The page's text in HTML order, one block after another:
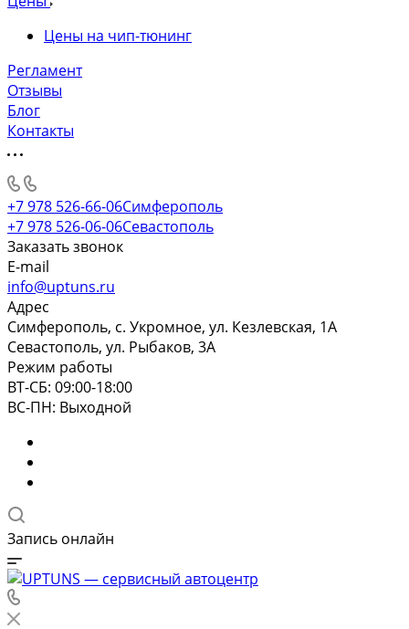
Цены на чип-тюнинг
Регламент
Отзывы
Блог
Контакты
+7 978 526-66-06Симферополь
+7 978 526-06-06Севастополь
Заказать звонок
E-mail
info@uptuns.ru
Адрес
Симферополь, с. Укромное, ул. Кезлевская, 1А
Севастополь, ул. Рыбаков, 3А
Режим работы
ВТ-СБ: 09:00-18:00
ВС-ПН: Выходной
Запись онлайн